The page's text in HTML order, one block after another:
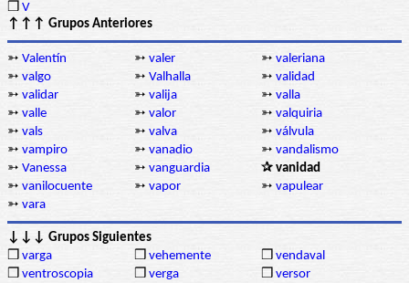
❒ V
↑↑↑ Grupos Anteriores
➳ Valentín ➳ valer ➳ valeriana
➳ valgo ➳ Valhalla ➳ validad
➳ validar ➳ valija ➳ valla
➳ valle ➳ valor ➳ valquiria
➳ vals ➳ valva ➳ válvula
➳ vampiro ➳ vanadio ➳ vandalismo
➳ Vanessa ➳ vanguardia
✰ vanidad
➳ vanilocuente ➳ vapor ➳ vapulear
➳ vara
↓↓↓ Grupos Siguientes
❒ varga ❒ vehemente ❒ vendaval
❒ ventroscopia ❒ verga ❒ versor